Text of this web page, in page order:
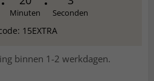
Minuten Seconden
15EXTRA
binnen 1-2 werkdagen.